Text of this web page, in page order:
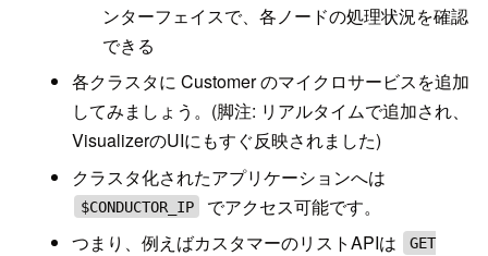
ンターフェイスで、各ノードの処理状況を確認
できる
各クラスタに Customer のマイクロサービスを追加
してみましょう。(脚注: リアルタイムで追加され、
VisualizerのUIにもすぐ反映されました)
クラスタ化されたアプリケーションへは
$CONDUCTOR_IP
でアクセス可能です。
つまり、例えばカスタマーのリストAPIは
GET